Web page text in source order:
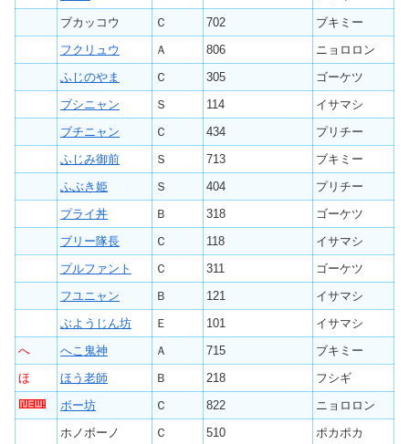
ブカッコウ
Ｃ 702
ブキミー
フクリュウ
Ａ 806
ニョロロン
ふじのやま
Ｃ 305
ゴーケツ
ブシニャン
Ｓ 114
イサマシ
ブチニャン
Ｃ 434
プリチー
ふじみ御前
Ｓ 713
ブキミー
ふぶき姫
Ｓ 404
プリチー
プライ丼
Ｂ 318
ゴーケツ
ブリー隊長
Ｃ 118
イサマシ
プルファント
Ｃ 311
ゴーケツ
フユニャン
Ｂ 121
イサマシ
ぶようじん坊
Ｅ 101
イサマシ
へ
へこ鬼神 Ａ 715
ブキミー
ほ
ほう老師 Ｂ 218
フシギ
ボー坊
Ｃ 822
ニョロロン
ホノボーノ
Ｃ 510 ポカポカ